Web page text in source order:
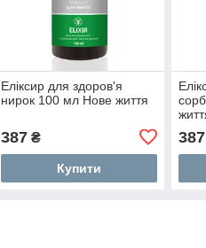
Еліксир для здоров'я
нирок 100 мл Нове життя
387₴
Купити
387